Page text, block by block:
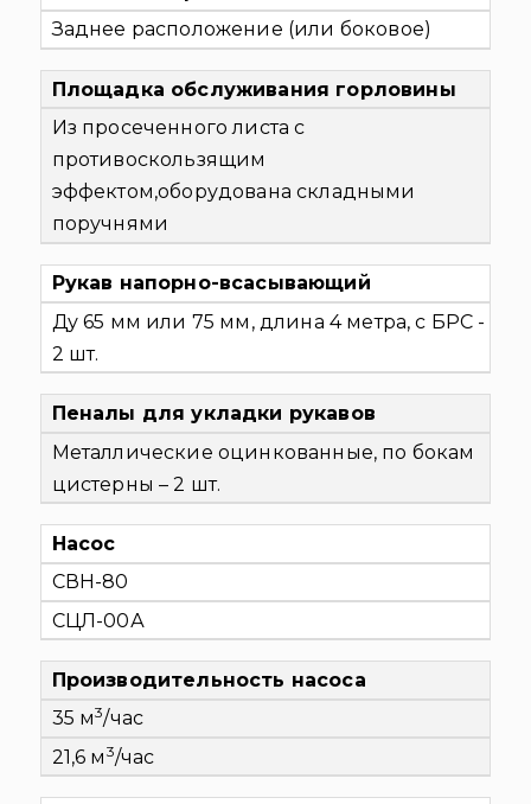
Заднее расположение (или боковое)
Площадка обслуживания горловины
Из просеченного листа с
противоскользящим
эффектом,оборудована складными
поручнями
Рукав напорно-всасывающий
Ду 65 мм или 75 мм, длина 4 метра, с БРС -
2 шт.
Пеналы для укладки рукавов
Металлические оцинкованные, по бокам
цистерны – 2 шт.
Насос
СВН-80
СЦЛ-00А
Производительность насоса
35 м3/час
21,6 м 3/час